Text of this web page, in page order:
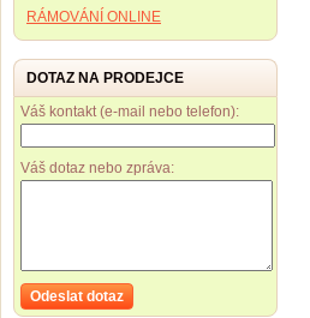
RÁMOVÁNÍ ONLINE
DOTAZ NA PRODEJCE
Váš kontakt (e-mail nebo telefon):
Váš dotaz nebo zpráva:
Odeslat dotaz